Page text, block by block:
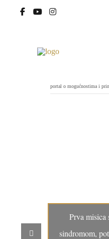
portal o mogućnostima i
Prva misica
sindromom,